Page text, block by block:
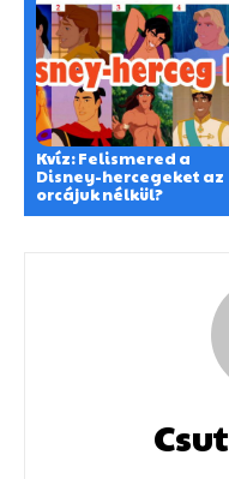
Kvíz: Felismered a
Disney-hercegeket az
orcájuk nélkül?